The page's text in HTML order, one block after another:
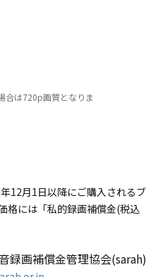
合は720p画質となりま
12月1日以降にご購入されるブ
格には「私的録画補償金(税込
画補償金管理協会(sarah)